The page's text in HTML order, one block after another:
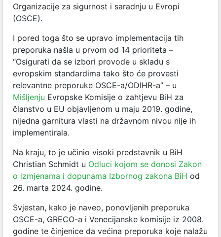
Organizacije za sigurnost i saradnju u Evropi
(OSCE).
I pored toga što se upravo implementacija tih
preporuka našla u prvom od 14 prioriteta –
“Osigurati da se izbori provode u skladu s
evropskim standardima tako što će provesti
relevantne preporuke OSCE-a/ODIHR-a” – u
Mišljenju Evropske Komisije o zahtjevu BiH za
članstvo u EU objavljenom u maju 2019. godine,
nijedna garnitura vlasti na državnom nivou nije ih
implementirala.
Na kraju, to je učinio visoki predstavnik u BiH
Christian Schmidt u Odluci kojom se donosi Zakon
o izmjenama i dopunama Izbornog zakona BiH od
26. marta 2024. godine.
Svjestan, kako je naveo, ponovljenih preporuka
OSCE-a, GRECO-a i Venecijanske komisije iz 2008.
godine te činjenice da većina preporuka koje nalažu